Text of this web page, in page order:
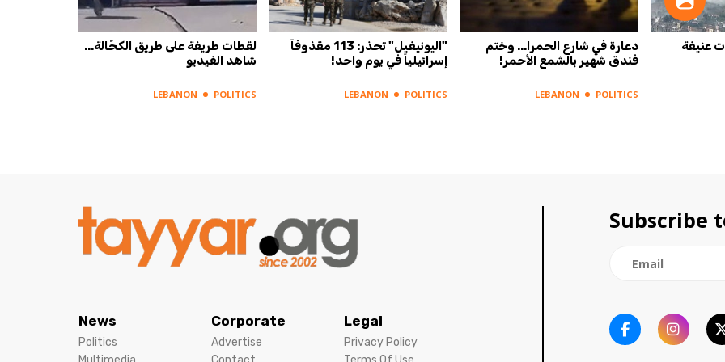
لقطات طريفة على طريق الكحّالة...
شاهد الفيديو
LEBANON POLITICS
"اليونيفيل" تحذر: 113 مقذوفاً
إسرائيلياً في يوم واحد!
LEBANON POLITICS
دعارة في شارع الحمرا... وختم
فندق شهير بالشمع الأحمر!
LEBANON POLITICS
عنيفة
News
Politics
Corporate
Advertise
Legal
Privacy Policy
Subscribe